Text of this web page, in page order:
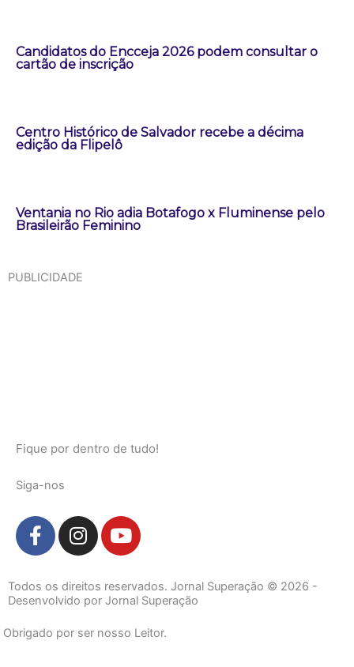
Candidatos do Encceja 2026 podem consultar o
cartão de inscrição
Centro Histórico de Salvador recebe a décima
edição da Flipelô
Ventania no Rio adia Botafogo x Fluminense pelo
Brasileirão Feminino
PUBLICIDADE
Fique por dentro de tudo!
Siga-nos
F
a
e
b
o
o
I
n
t
a
r
Y
o
t
u
e
Todos os direitos reservados. Jornal Superação © 2026 -
Desenvolvido por Jornal Superação
Obrigado por ser nosso Leitor.